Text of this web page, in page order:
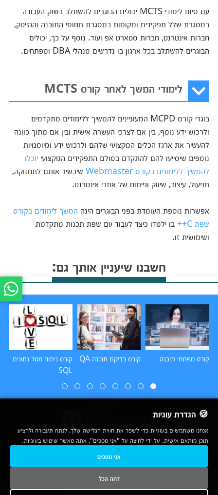
עם סיום לימודי MCTS יכולים הבוגרים להשתלב בשוק העבודה
במסגרת שלל תפקידים ומקומות במסגרת תחומי התוכנה וההייטק,
חברות אינטרנט, חברות סטארט אפ ועוד. נוסף על כך, יכולים
הבוגרים להשתלב בכל ארגון בו נדרשים מנהלי DBA ומפתחים.
לימודי המשך לאחר קורס MCTS
בוגרי קורס MCPD המעוניינים להמשיך ללימודים מתקדמים
ולרכוש ידע נוסף, בין אם לצרכי העשרה אישית ובין אם מתוך כוונה
להעשיר את ארגז הכלים המקצועי שלהם ולרכוש ידע ומיומנויות
נוספים שיסייעו להם להתקדם בסולם התפקידים המקצועי יוכלו
להמשיך ללימודים בקורס Webmaster
שיכשיר אותם לתחזוקה,
תפעול, עיצוב, שיווק ופיתוח של אתרי אינטרנט.
אפשרות נוספת העומדת בפני הבוגרים הינה המשך לימודים בקורס
שפת C++
בו ילמדו כיצד לעבוד עם שפת תכנות מתקדמת
ושימושית זו.
חשבנו שיעניין אותך גם:
קורס מפתחי תוכנה קורס בדיקת תוכנה QA
קורס ניתוח מסד נתונים
SQL
© כל הזכויות שמורות לחברת נרד אונליין בע"מ | מכללות|
נשמח לעמוד לשירותך בטלפון
🍪 הגדרת עוגיות
אנחנו משתמשים בעוגיות כדי לשפר את חווית הגלישה שלך, לנתח תעבורה ולהציע
תוכן מותאם אישית. על ידי לחיצה על "אני מסכים", אתה מאשר שימוש בעוגיות.
אני מסכים
דחה הכל